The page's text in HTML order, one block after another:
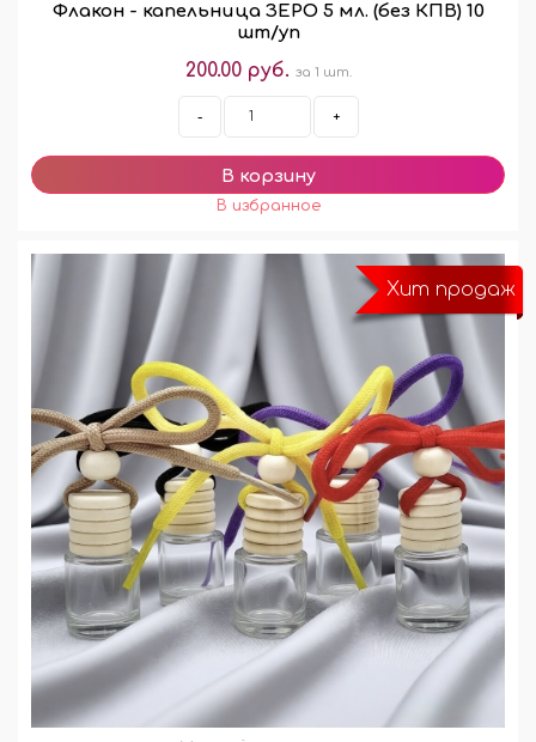
Флакон - капельница ЗЕРО 5 мл. (без КПВ) 10
шт/уп
200.00 руб. за 1 шт.
- +
Хит продаж